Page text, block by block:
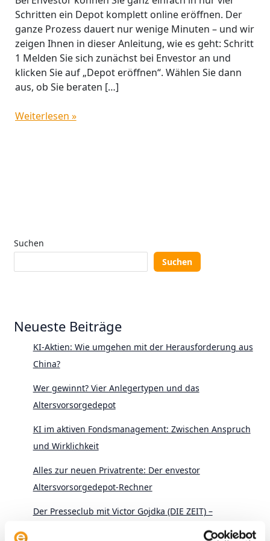
Schritten ein Depot komplett online eröffnen. Der
ganze Prozess dauert nur wenige Minuten – und wir
zeigen Ihnen in dieser Anleitung, wie es geht: Schritt
1 Melden Sie sich zunächst bei Envestor an und
klicken Sie auf „Depot eröffnen“. Wählen Sie dann
aus, ob Sie beraten […]
Weiterlesen »
Suchen
Suchen
Neueste Beiträge
KI-Aktien: Wie umgehen mit der Herausforderung aus
China?
Wer gewinnt? Vier Anlegertypen und das
Altersvorsorgedepot
KI im aktiven Fondsmanagement: Zwischen Anspruch
und Wirklichkeit
Alles zur neuen Privatrente: Der envestor
Altersvorsorgedepot-Rechner
Der Presseclub mit Victor Gojdka (DIE ZEIT) –
Schwedenrente, SpaceX und schiefe Indizes